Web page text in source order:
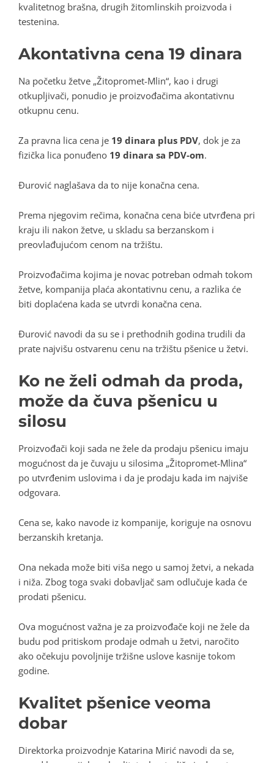
kvalitetnog brašna, drugih žitomlinskih proizvoda i
testenina.
Akontativna cena 19 dinara
Na početku žetve „Žitopromet-Mlin“, kao i drugi
otkupljivači, ponudio je proizvođačima akontativnu
otkupnu cenu.
Za pravna lica cena je 19 dinara plus PDV, dok je za
fizička lica ponuđeno 19 dinara sa PDV-om.
Đurović naglašava da to nije konačna cena.
Prema njegovim rečima, konačna cena biće utvrđena pri
kraju ili nakon žetve, u skladu sa berzanskom i
preovlađujućom cenom na tržištu.
Proizvođačima kojima je novac potreban odmah tokom
žetve, kompanija plaća akontativnu cenu, a razlika će
biti doplaćena kada se utvrdi konačna cena.
Đurović navodi da su se i prethodnih godina trudili da
prate najvišu ostvarenu cenu na tržištu pšenice u žetvi.
Ko ne želi odmah da proda,
može da čuva pšenicu u
silosu
Proizvođači koji sada ne žele da prodaju pšenicu imaju
mogućnost da je čuvaju u silosima „Žitopromet-Mlina“
po utvrđenim uslovima i da je prodaju kada im najviše
odgovara.
Cena se, kako navode iz kompanije, koriguje na osnovu
berzanskih kretanja.
Ona nekada može biti viša nego u samoj žetvi, a nekada
i niža. Zbog toga svaki dobavljač sam odlučuje kada će
prodati pšenicu.
Ova mogućnost važna je za proizvođače koji ne žele da
budu pod pritiskom prodaje odmah u žetvi, naročito
ako očekuju povoljnije tržišne uslove kasnije tokom
godine.
Kvalitet pšenice veoma
dobar
Direktorka proizvodnje Katarina Mirić navodi da se,